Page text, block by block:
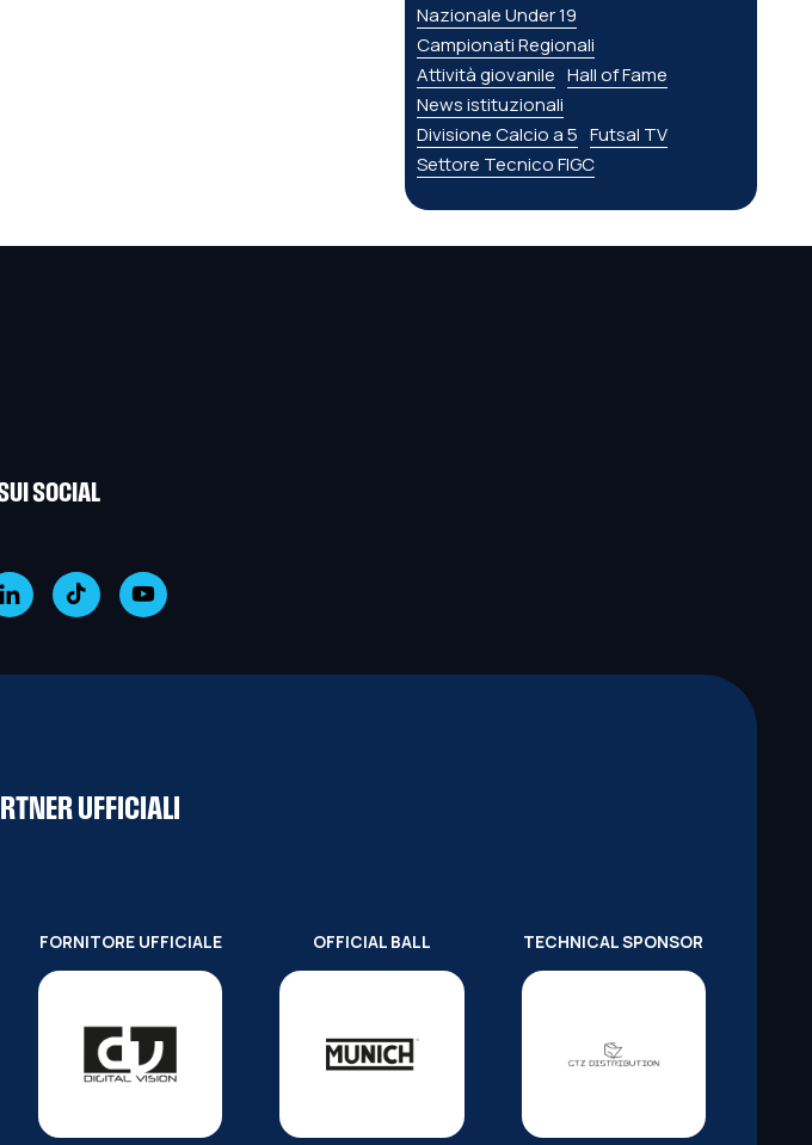
Nazionale Under 19
Campionati Regionali
Attività giovanile Hall of Fame
News istituzionali
Divisione Calcio a 5 Futsal TV
Settore Tecnico FIGC
SOCIAL
UFFICIALI
FORNITORE UFFICIALE OFFICIAL BALL TECHNICAL SPONSOR